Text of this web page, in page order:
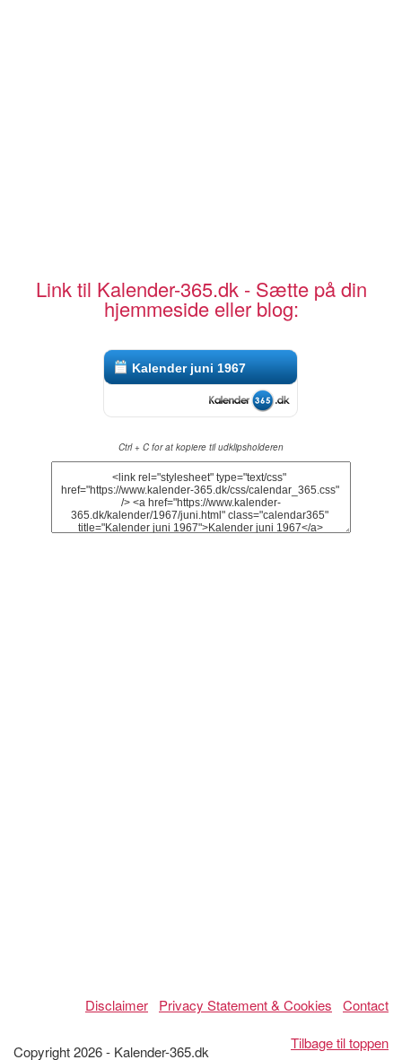
Link til Kalender-365.dk - Sætte på din
hjemmeside eller blog:
Kalender juni 1967
Ctrl + C for at kopiere til udklipsholderen
Disclaimer Privacy Statement & Cookies
Contact
Tilbage til toppen
Copyright 2026 - Kalender-365.dk